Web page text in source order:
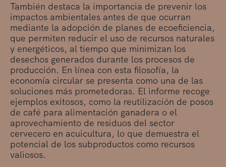
También destaca la importancia de prevenir los
impactos ambientales antes de que ocurran
mediante la adopción de planes de ecoeficiencia,
que permiten reducir el uso de recursos naturales
y energéticos, al tiempo que minimizan los
desechos generados durante los procesos de
producción. En línea con esta filosofía, la
economía circular se presenta como una de las
soluciones más prometedoras. El informe recoge
ejemplos exitosos, como la reutilización de posos
de café para alimentación ganadera o el
aprovechamiento de residuos del sector
cervecero en acuicultura, lo que demuestra el
potencial de los subproductos como recursos
valiosos.